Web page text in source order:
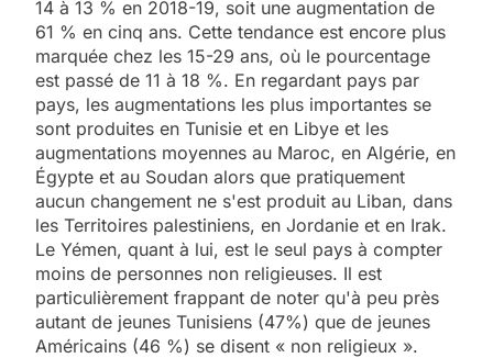
14 à 13 % en 2018-19, soit une augmentation de
61 % en cinq ans. Cette tendance est encore plus
marquée chez les 15-29 ans, où le pourcentage
est passé de 11 à 18 %. En regardant pays par
pays, les augmentations les plus importantes se
sont produites en Tunisie et en Libye et les
augmentations moyennes au Maroc, en Algérie, en
Égypte et au Soudan alors que pratiquement
aucun changement ne s'est produit au Liban, dans
les Territoires palestiniens, en Jordanie et en Irak.
Le Yémen, quant à lui, est le seul pays à compter
moins de personnes non religieuses. Il est
particulièrement frappant de noter qu'à peu près
autant de jeunes Tunisiens (47%) que de jeunes
Américains (46 %) se disent « non religieux ».